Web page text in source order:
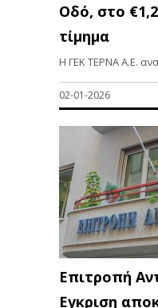
Οδό, στο
τίμημα
Η ΓΕΚ ΤΕΡΝΑ Α.Ε.
02-01-2026
Επιτροπή
Εγκριση